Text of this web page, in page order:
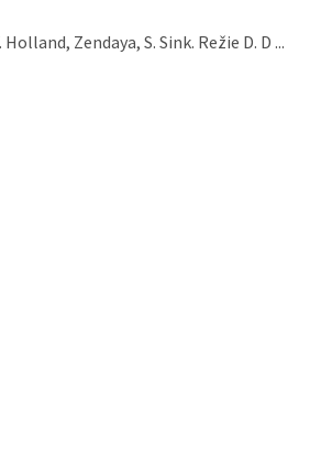
Zendaya, S. Sink. Režie D. D ...